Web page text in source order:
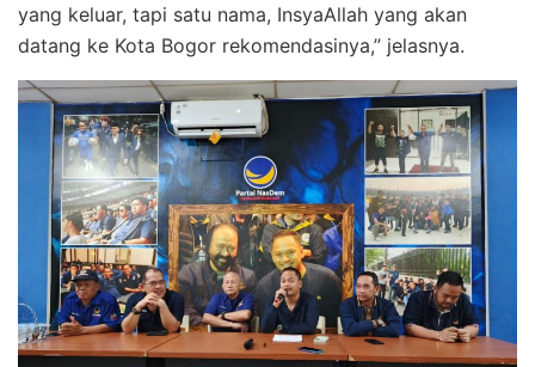
yang keluar, tapi satu nama, InsyaAllah yang akan
datang ke Kota Bogor rekomendasinya,” jelasnya.